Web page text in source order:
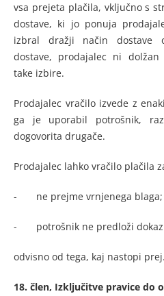
vsa prejeta plačila, vključno s
dostave, ki jo ponuja
izbral dražji način dostave
dostave, prodajalec ni
take izbire.
Prodajalec vračilo izvede z
ga je uporabil potrošnik,
dogovorita drugače.
Prodajalec lahko vračilo plačila
- ne prejme vrnjenega blaga;
- potrošnik ne predloži
odvisno od tega, kaj nastopi prej.
18. člen, Izključitve pravice do